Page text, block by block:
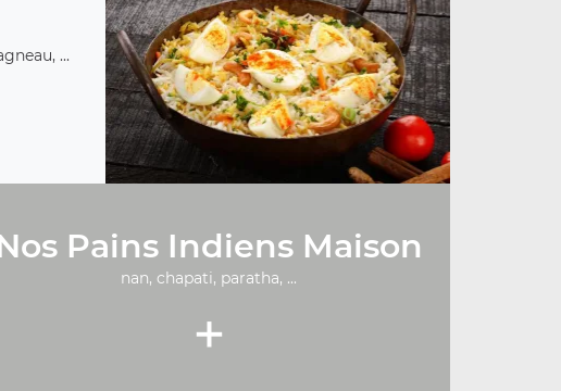
...
Pains Indiens Maison
nan, chapati, paratha, ...
+